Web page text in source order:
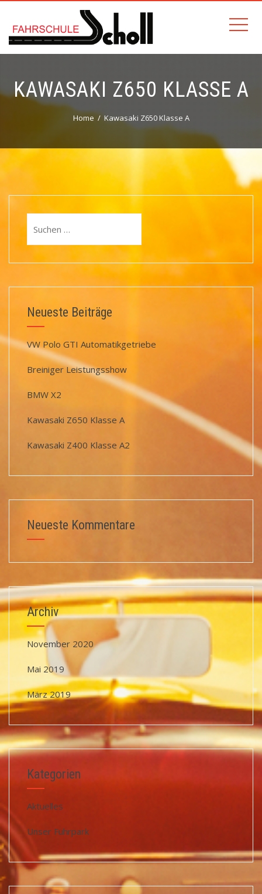
KAWASAKI Z650 KLASSE A
Home Kawasaki Z650 Klasse A
nach:
Neueste Beiträge
VW Polo GTI Automatikgetriebe
Breiniger Leistungsshow
BMW X2
Kawasaki Z650 Klasse A
Kawasaki Z400 Klasse A2
Neueste Kommentare
Archiv
November 2020
Mai 2019
März 2019
Kategorien
Aktuelles
Unser Fuhrpark